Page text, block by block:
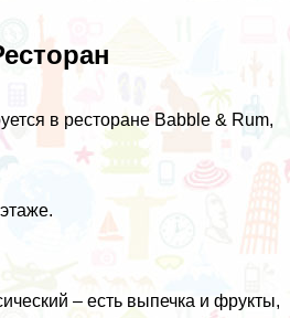
в ресторане Babble & Rum,
– есть выпечка и фрукты,